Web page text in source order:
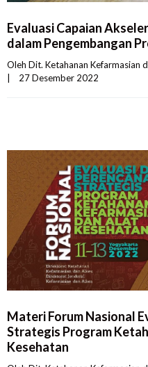
Evaluasi Capaian
dalam Pengembangan
Oleh Dit. Ketahanan Kefarmasian
27 Desember 2022
Materi Forum Nasional
Strategis Program
Kesehatan